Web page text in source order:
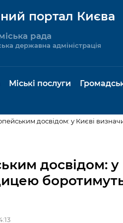
портал Києва
рада
державна адміністрація
рада
Міські послуги
послуги
Пільги, субсидії та
досвідом: у Києві
досвідом: у